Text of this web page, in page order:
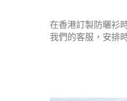
在香港訂製防曬衫
我們的客服，安排